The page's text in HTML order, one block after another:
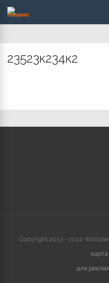
23523к234к2
Copyright 2013 - 2022
для